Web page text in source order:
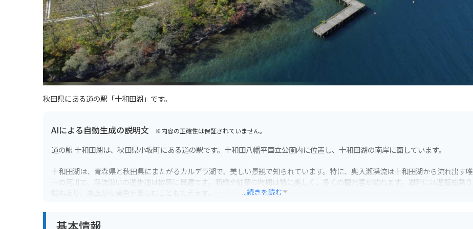
秋田県にある道の駅「十和田湖」です。
AIによる自動生成の説明文 ※内容の正確性は保証されていません。
道の駅 十和田湖は、秋田県小坂町にある道の駅です。十和田八幡平国立公園内に位置し、十和田湖の南岸に面しています。
十和田湖は、青森県と秋田県にまたがるカルデラ湖で、美しい景観で知られています。特に、奥入瀬渓流は十和田湖から流れ出す唯
一の河川で、渓流沿いの遊歩道は散策に最適です。新緑や紅葉の時期は特に美しく、多くの観光客が訪れます。湖畔には遊覧船乗り
品やお土産を購入することができます。また、近隣には温泉施設もあり、ゆったりと過ごすことができます。
...続きを読む
基本情報